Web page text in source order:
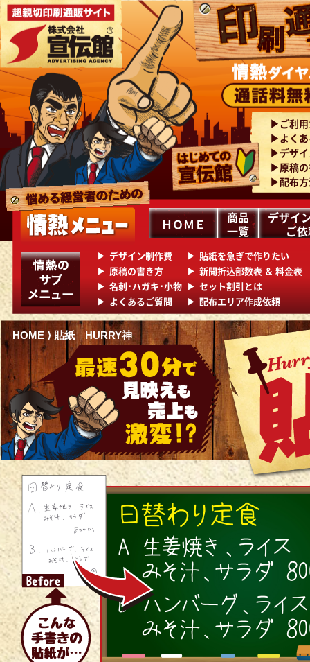
ご利
よく
デザ
原稿
配布
ＨＯＭＥ
商品
一覧
デザイ
ご
デザイン制作費
貼紙を急ぎで作りたい
原稿の書き方
新聞折込部数表 ＆ 料金表
名刺･ハガキ･小物
セット割引とは
よくあるご質問
配布エリア作成依頼
HOME ⟩ 貼紙 HURRY神